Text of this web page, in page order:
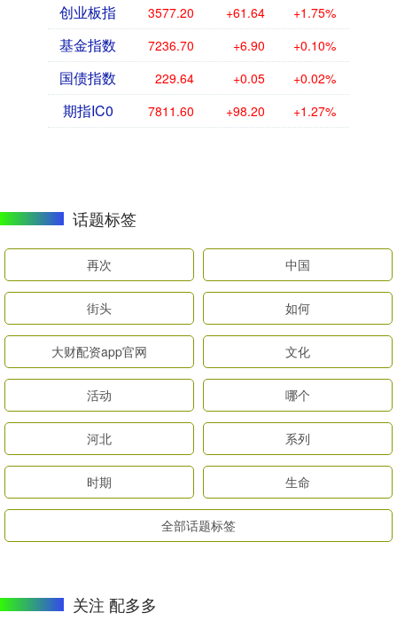
创业板指 3577.20 +61.64 +1.75%
基金指数 7236.70 +6.90 +0.10%
国债指数 229.64 +0.05 +0.02%
期指IC0 7811.60 +98.20 +1.27%
话题标签
再次 中国
街头 如何
大财配资app官网 文化
活动 哪个
河北 系列
时期 生命
全部话题标签
关注 配多多